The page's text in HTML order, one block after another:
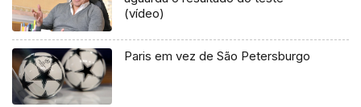
(vídeo)
Paris em vez de São Petersburgo